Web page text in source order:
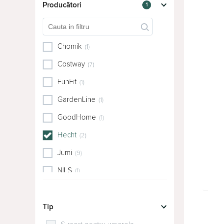
Producători 1
Chomik (1)
Costway (7)
FunFit (1)
GardenLine (1)
GoodHome (1)
Hecht (2)
Jumi (9)
NILS (1)
Tip